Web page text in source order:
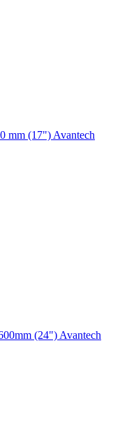
mm (17") Avantech
(24") Avantech